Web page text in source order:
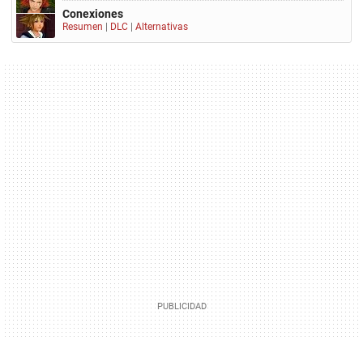
Conexiones
Resumen DLC Alternativas